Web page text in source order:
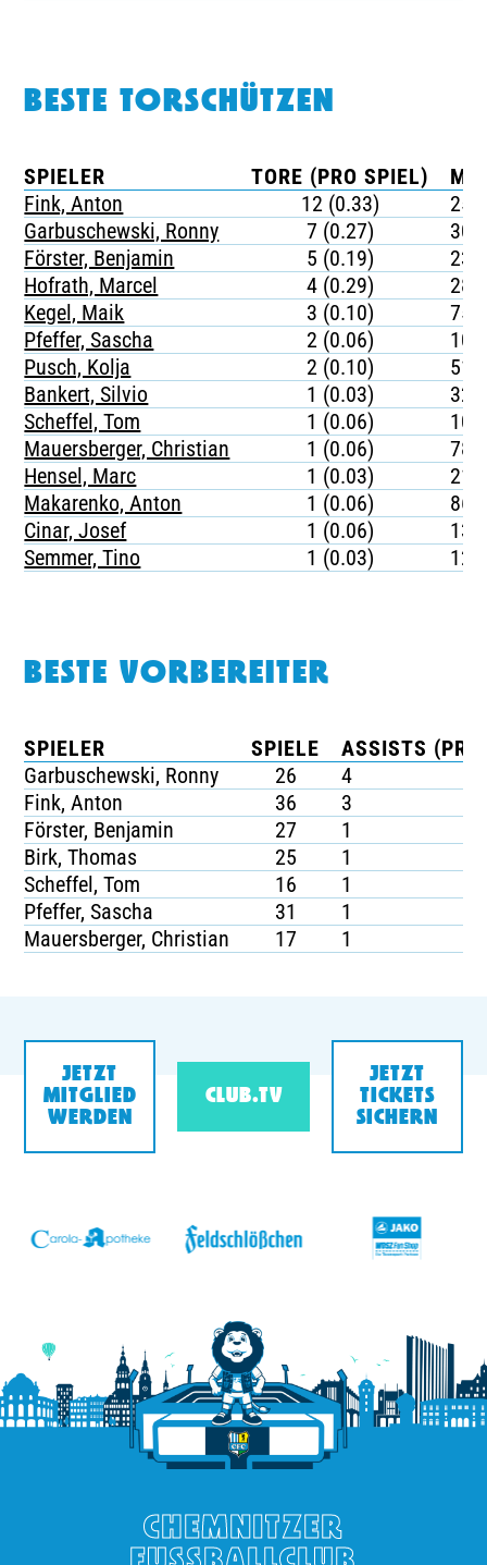
BESTE TORSCHÜTZEN
SPIELER TORE (PRO SPIEL)
Fink, Anton
12 (0.33)
253
Garbuschewski, Ronny
7 (0.27)
305
Förster, Benjamin
5 (0.19)
232
Hofrath, Marcel
4 (0.29)
283
Kegel, Maik
3 (0.10)
759
Pfeffer, Sascha
2 (0.06)
Pusch, Kolja
2 (0.10)
512
Bankert, Silvio
1 (0.03)
Scheffel, Tom
1 (0.06)
Mauersberger, Christian
1 (0.06)
782
Hensel, Marc
1 (0.03)
Makarenko, Anton
1 (0.06)
860
Cinar, Josef
1 (0.06)
Semmer, Tino
1 (0.03)
BESTE VORBEREITER
SPIELER SPIELE
ASSISTS
Garbuschewski, Ronny
26
4
Fink, Anton
36
3
Förster, Benjamin
27
1
Birk, Thomas
25
1
Scheffel, Tom
16
1
Pfeffer, Sascha
31
1
Mauersberger, Christian
17 1
JETZT
MITGLIED
WERDEN
CLUB.TV
JETZT
TICKETS
SICHERN
CHEMNITZER